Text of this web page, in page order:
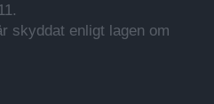
skyddat enligt lagen om